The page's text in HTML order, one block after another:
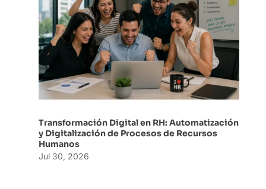
Transformación Digital en RH: Automatización
y Digitalización de Procesos de Recursos
Humanos
Jul 30, 2026